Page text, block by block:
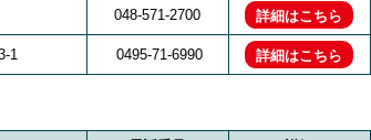
048-571-2700 詳細はこちら
1 0495-71-6990 詳細はこちら